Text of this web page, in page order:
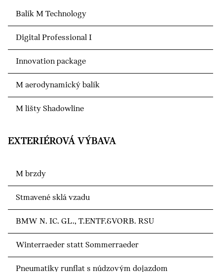
Balík M Technology
Digital Professional I
Innovation package
M aerodynamický balík
M lišty Shadowline
EXTERIÉROVÁ VÝBAVA
M brzdy
Stmavené sklá vzadu
BMW N. IC. GL., T.ENTF.&VORB. RSU
Winterraeder statt Sommerraeder
Pneumatiky runflat s núdzovým dojazdom